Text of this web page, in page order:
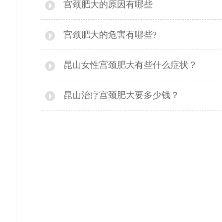
宫颈肥大的原因有哪些
宫颈肥大的危害有哪些?
昆山女性宫颈肥大有些什么症状？
昆山治疗宫颈肥大要多少钱？